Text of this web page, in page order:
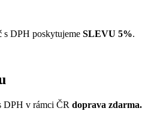
s DPH poskytujeme SLEVU 5%.
DPH v rámci ČR doprava zdarma.